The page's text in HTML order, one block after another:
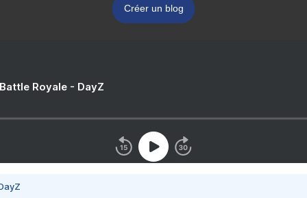
Créer un blog
Royale - DayZ